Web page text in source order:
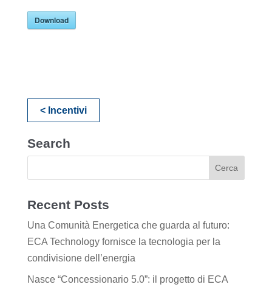
Download
< Incentivi
Search
Recent Posts
Una Comunità Energetica che guarda al futuro:
ECA Technology fornisce la tecnologia per la
condivisione dell’energia
Nasce “Concessionario 5.0”: il progetto di ECA